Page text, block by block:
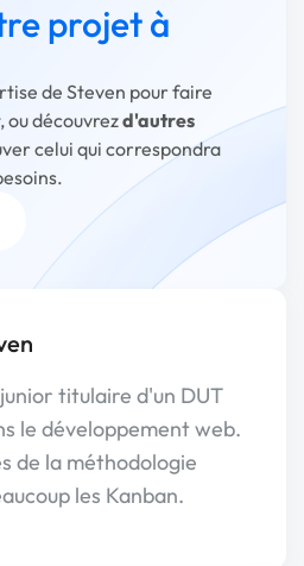
projet à
de Steven pour faire
découvrezd'autres
celui qui correspondra
titulaire d'un DUT
le développement web.
de la méthodologie
les Kanban.